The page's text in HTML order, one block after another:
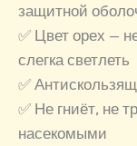
защитной
✅ Цвет орех —
слегка светлеть
✅
✅ Не гниёт, не
насекомыми